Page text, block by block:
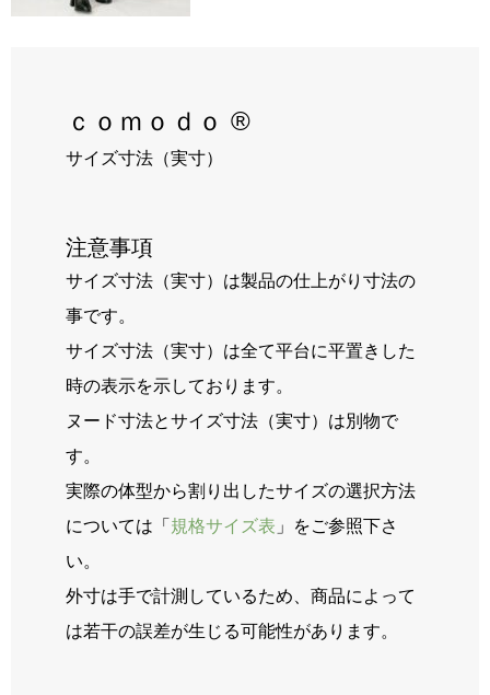
ｃｏｍｏｄｏ ®
サイズ寸法（実寸）
注意事項
サイズ寸法（実寸）は製品の仕上がり寸法の
事です。
サイズ寸法（実寸）は全て平台に平置きした
時の表示を示しております。
ヌード寸法とサイズ寸法（実寸）は別物で
す。
実際の体型から割り出したサイズの選択方法
については「 規格サイズ表 」をご参照下さ
い。
外寸は手で計測しているため、商品によって
は若干の誤差が生じる可能性があります。